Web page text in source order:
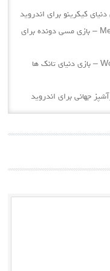
دانلود Messi Runner World Tour v2.1.4 – بازی مسی دونده برای
دانلود World of Tanks Blitz v4.5.0.1069 – بازی دنیای تانک ها